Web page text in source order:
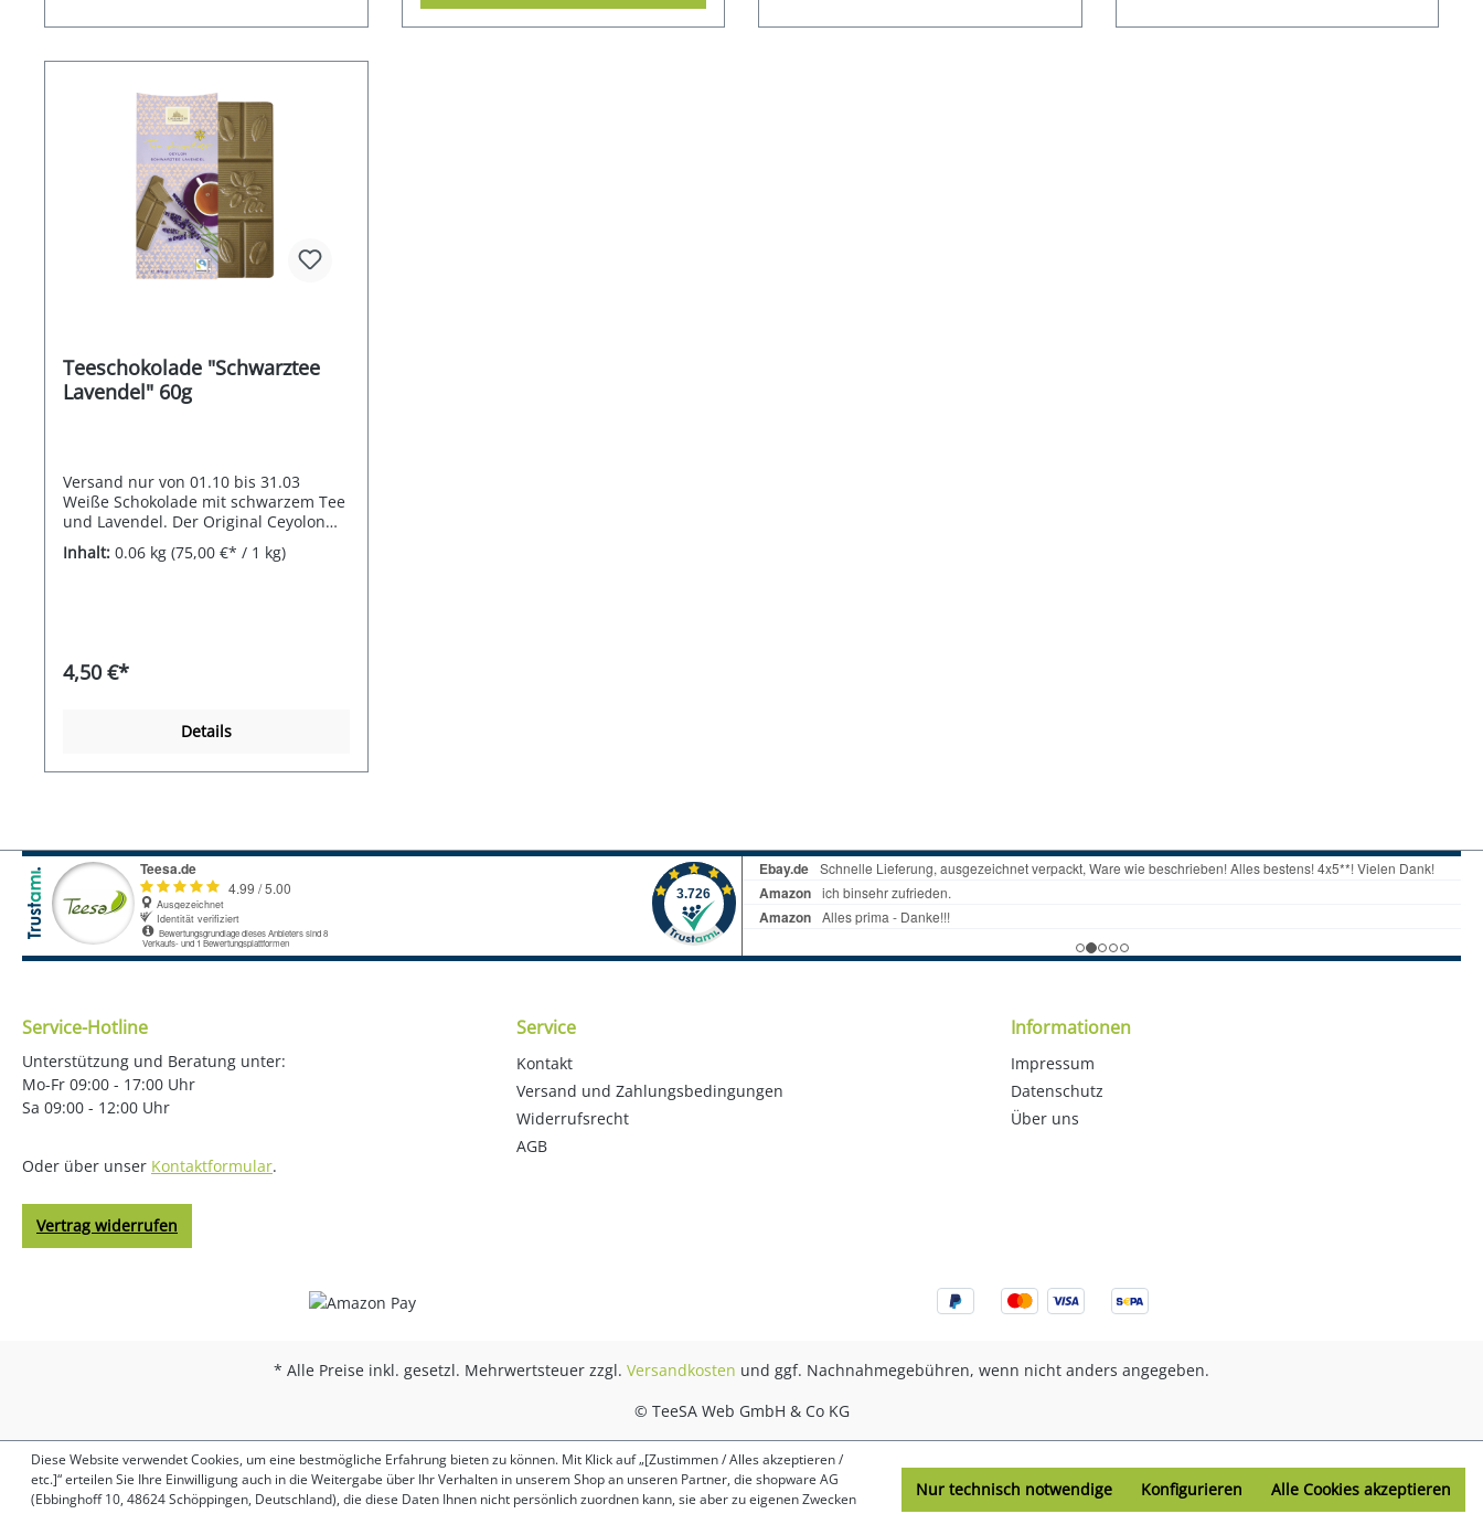
Teeschokolade "Schwarztee
Lavendel" 60g
Versand nur von 01.10 bis 31.03
Weiße Schokolade mit schwarzem Tee
und Lavendel. Der Original Ceyolon
Tee aus Sri Lanka mit seiner typischen
herb-kräftigen Note und einem
beziehen wir unseren Kakao über das
Fairtrade-Rohstoff-Modell für Kakao
zur Unterstützung der knapp 200.000
Fairtrade-Kakaobauern weltweit bei.
Inhalt: 0.06 kg (75,00 €* / 1 kg)
4,50 €*
Details
Service-Hotline
Unterstützung und Beratung unter:
Mo-Fr 09:00 - 17:00 Uhr
Sa 09:00 - 12:00 Uhr
Oder über unser Kontaktformular.
Vertrag widerrufen
Service
Kontakt
Versand und Zahlungsbedingungen
Widerrufsrecht
AGB
Informationen
Impressum
Datenschutz
Über uns
* Alle Preise inkl. gesetzl. Mehrwertsteuer zzgl. Versandkosten und ggf. Nachnahmegebühren, wenn nicht anders angegeben.
© TeeSA Web GmbH & Co KG
Diese Website verwendet Cookies, um eine bestmögliche Erfahrung bieten zu können. Mit Klick auf „[Zustimmen / Alles akzeptieren /
etc.]“ erteilen Sie Ihre Einwilligung auch in die Weitergabe über Ihr Verhalten in unserem Shop an unseren Partner, die shopware AG
(Ebbinghoff 10, 48624 Schöppingen, Deutschland), die diese Daten Ihnen nicht persönlich zuordnen kann, sie aber zu eigenen Zwecken
Nur technisch notwendige Konfigurieren Alle Cookies akzeptieren